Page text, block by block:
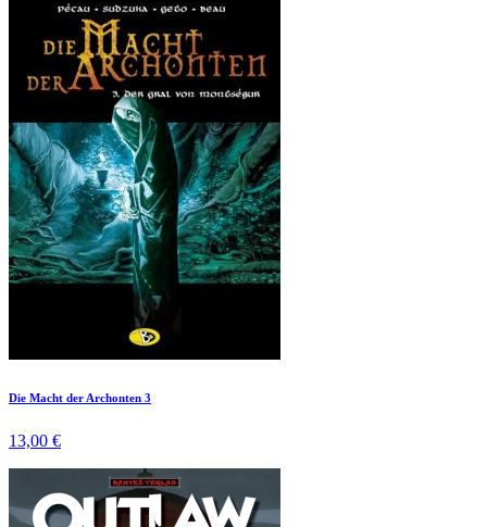
Die Macht der Archonten 3
13,00 €